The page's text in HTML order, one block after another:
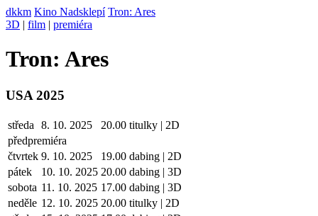
dkkm Kino Nadsklepí Tron: Ares
3D | film | premiéra
Tron: Ares
USA 2025
středa 8. 10. 2025 20.00 titulky | 2D
předpremiéra
čtvrtek 9. 10. 2025 19.00 dabing | 2D
pátek
10. 10. 2025 20.00 dabing | 3D
sobota 11. 10. 2025 17.00 dabing | 3D
neděle 12. 10. 2025 20.00 titulky | 2D